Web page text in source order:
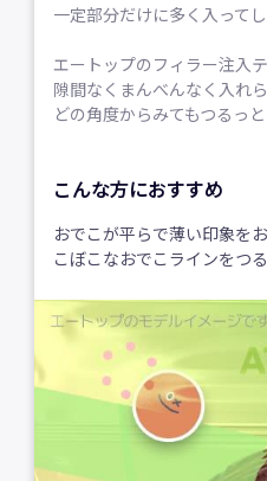
一定部分だけに多く入ってし
エートップのフィラー注入
隙間なくまんべんなく入れ
どの角度からみてもつるっ
こんな方におすすめ
おでこが平らで薄い印象を
こぼこなおでこラインをつ